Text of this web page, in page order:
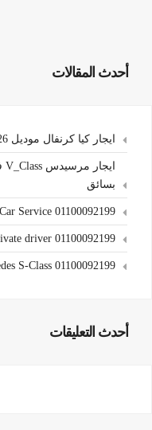
أحدث المقالات
ايجار كيا كرنفال موديل 2026
بسائق
Service 01100092199
driver 01100092199
S-Class 01100092199
أحدث التعليقات